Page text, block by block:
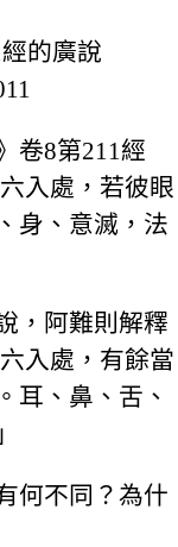
的廣說
卷8第211經
入處，若彼眼
身、意滅，法
，阿難則解釋
入處，有餘當
耳、鼻、舌、
何不同？為什